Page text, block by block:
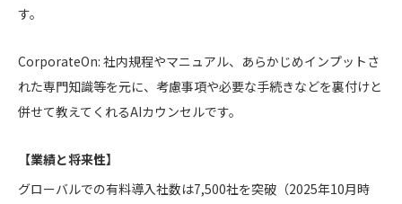
す。
CorporateOn: 社内規程やマニュアル、あらかじめインプットさ
れた専門知識等を元に、考慮事項や必要な手続きなどを裏付けと
併せて教えてくれるAIカウンセルです。
【業績と将来性】
グローバルでの有料導入社数は7,500社を突破（2025年10月時